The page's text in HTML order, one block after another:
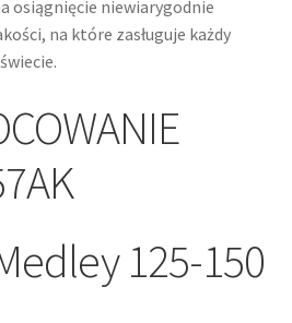
osiągnięcie niewiarygodnie
na które zasługuje każdy
125-150